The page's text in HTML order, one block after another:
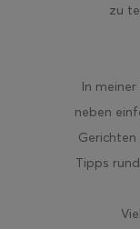
zu
In
neben
Tipps